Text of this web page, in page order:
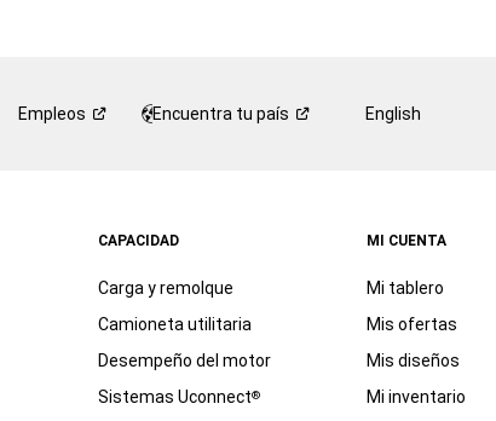
Empleos Encuentra tu país English
CAPACIDAD
Carga y remolque
Camioneta utilitaria
Desempeño del motor
Sistemas Uconnect®
MI CUENTA
Mi tablero
Mis ofertas
Mis diseños
Mi inventario